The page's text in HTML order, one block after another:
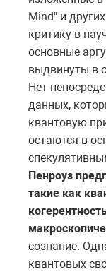
Mind" и
критику в
основные
выдвинуты в
Нет
данных,
квантовую
остаются в
Пенроуз
такие как
сознание.
квантовых